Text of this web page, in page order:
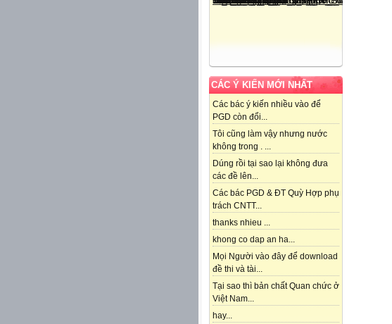
CÁC Ý KIẾN MỚI NHẤT
Các bác ý kiến nhiều vào để
PGD còn đổi...
Tôi cũng làm vậy nhưng nước
không trong . ...
Dúng rồi tại sao lại không đưa
các đề lên...
Các bác PGD & ĐT Quỳ Hợp phụ
trách CNTT...
thanks nhieu ...
khong co dap an ha...
Mọi Người vào đây để download
đề thi và tài...
Tại sao thì bản chất Quan chức ở
Việt Nam...
hay...